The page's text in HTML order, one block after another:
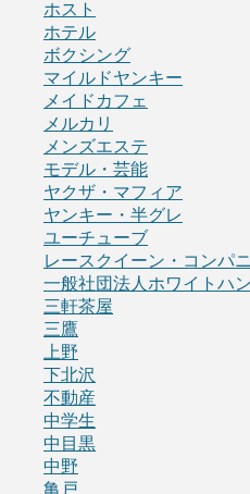
ホスト
ホテル
ボクシング
マイルドヤンキー
メイドカフェ
メルカリ
メンズエステ
モデル・芸能
ヤクザ・マフィア
ヤンキー・半グレ
ユーチューブ
レースクイーン・コンパ
一般社団法人ホワイトハ
三軒茶屋
三鷹
上野
下北沢
不動産
中学生
中目黒
中野
亀戸